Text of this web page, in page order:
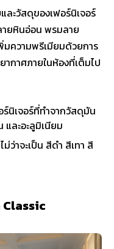
ละวัสดุของเฟอร์นิเจอร์
ายหินอ่อน พรมลาย
มความพรีเมียมด้วยการ
กาศภายในห้องที่เต็มไป
ร์นิเจอร์ที่ทำจากวัสดุมัน
และอะลูมิเนียม
ว่าจะเป็น สีดำ สีเทา สี